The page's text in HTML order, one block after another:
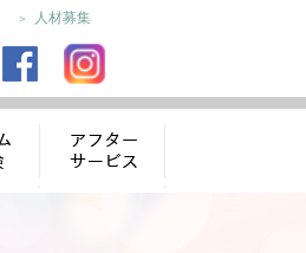
人材募集